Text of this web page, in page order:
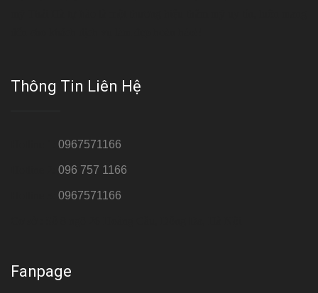
Thông Tin Liên Hệ
0967571166
096 757 1166
0967571166
Fanpage